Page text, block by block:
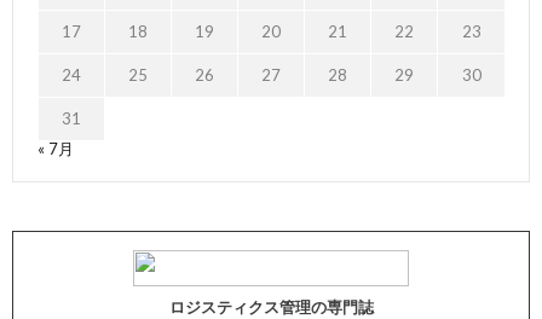
17 18 19 20 21 22 23
24 25 26 27 28 29 30
31
« 7月
ロジスティクス管理の専門誌